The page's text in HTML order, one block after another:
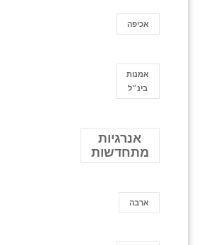
אכיפה
אמנות
בינ״ל
אנרגיות
מתחדשות
ארבה